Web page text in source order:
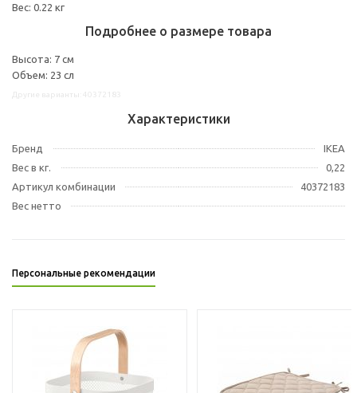
Вес: 0.22 кг
Подробнее о размере товара
Высота: 7 см
Объем: 23 сл
Характеристики
Бренд
IKEA
Вес в кг.
0,22
Артикул комбинации
40372183
Вес нетто
Персональные рекомендации